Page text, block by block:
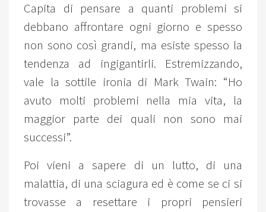
Capita di pensare a quanti problemi si
debbano affrontare ogni giorno e spesso
non sono così grandi, ma esiste spesso la
tendenza ad ingigantirli. Estremizzando,
vale la sottile ironia di Mark Twain: “Ho
avuto molti problemi nella mia vita, la
maggior parte dei quali non sono mai
successi”.
Poi vieni a sapere di un lutto, di una
malattia, di una sciagura ed è come se ci si
trovasse a resettare i propri pensieri